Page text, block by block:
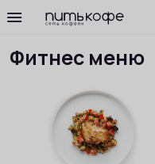
Наша
Наша классика
Сезонное
Сеты
Фитнес меню
Сэндвичи
Салаты
Закуски
Супы
Хлеб
Основные
Гарниры
Соусы
Вок
Паста
Пицца
Роллы
Десерты
Детское меню
Кофе и какао
Чай
Напитки